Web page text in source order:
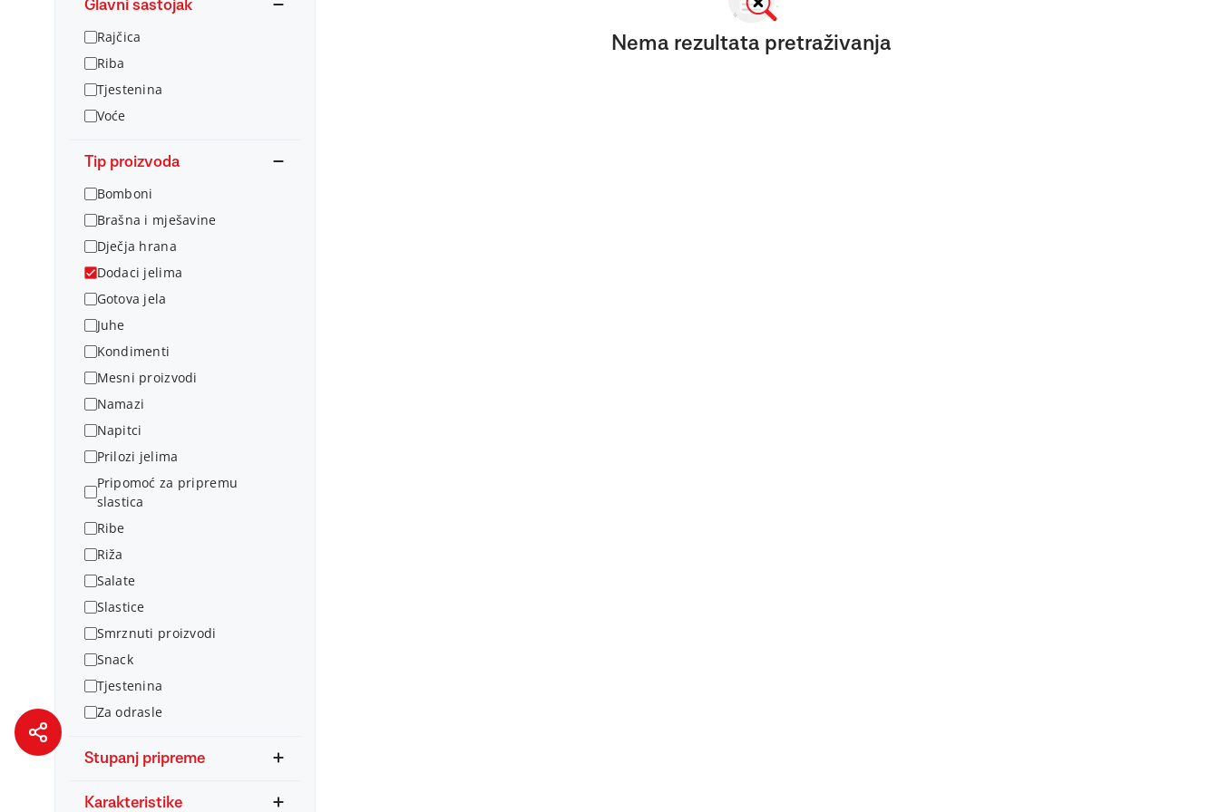
Glavni sastojak
Rajčica
Riba
Tjestenina
Voće
Tip proizvoda
Bomboni
Brašna i mješavine
Dječja hrana
Dodaci jelima
Gotova jela
Juhe
Kondimenti
Mesni proizvodi
Namazi
Napitci
Prilozi jelima
Pripomoć za pripremu
slastica
Ribe
Riža
Salate
Slastice
Smrznuti proizvodi
Snack
Tjestenina
Za odrasle
Stupanj pripreme
Karakteristike
Nema rezultata pretraživanja